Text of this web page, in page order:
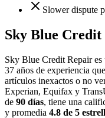
Slower dispute
Sky Blue Credit
Sky Blue Credit Repair es
37 años de experiencia
artículos inexactos o no
Experian, Equifax y
de 90 días, tiene una
y promedia 4.8 de 5